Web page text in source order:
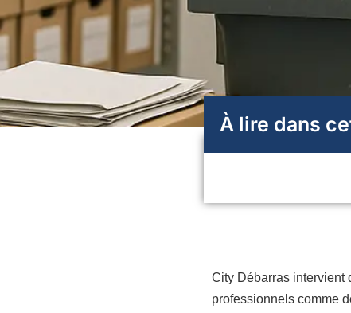
À lire dans
City Débarras intervient
professionnels comme